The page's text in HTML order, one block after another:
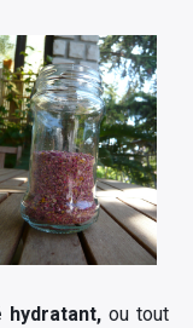
ou tout